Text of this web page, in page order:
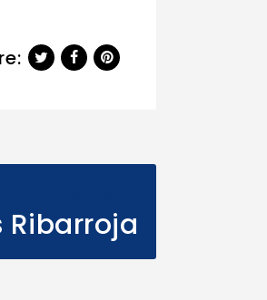
Ribarroja